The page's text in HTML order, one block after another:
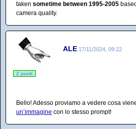
taken sometime between 1995-2005
camera quality.
ALE 17/11/2024, 09:22
2 punti
Bello! Adesso proviamo a vedere cosa
un’immagine con lo stesso prompt!